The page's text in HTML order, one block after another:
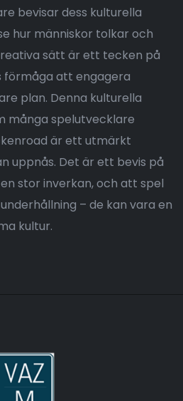
bevisar dess kulturella
hur människor tolkar och
sätt är ett tecken på
förmåga att engagera
plan. Denna kulturella
många spelutvecklare
är ett utmärkt
uppnås. Det är ett bevis på
stor inverkan, och att spel
– de kan vara en
kultur.